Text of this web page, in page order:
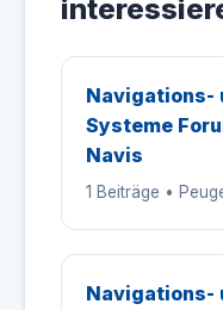
Navigations-
Systeme
Navis
1 Beiträge •
Navigations-